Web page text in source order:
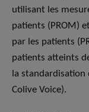
utilisant les
patients (PROM)
par les patients
patients atteints
la
Colive Voice).